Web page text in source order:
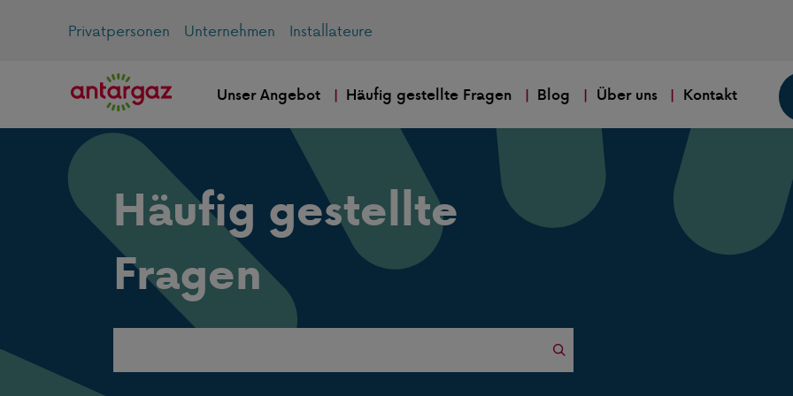
Privatpersonen Unternehmen Installateure
Unser Angebot Häufig gestellte Fragen Blog Über uns Kontakt
Häufig gestellte
Fragen